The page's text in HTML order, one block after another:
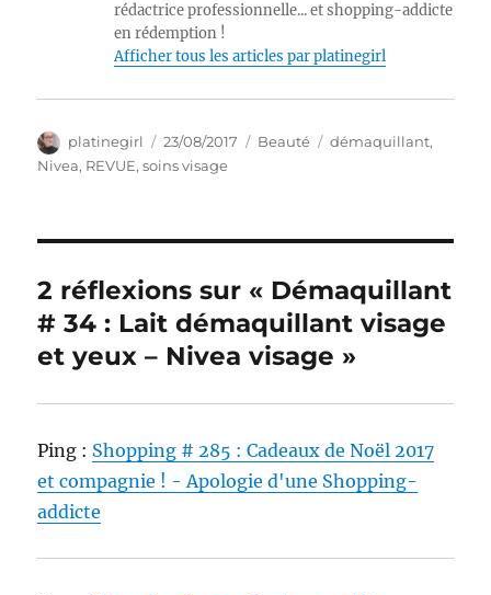
rédactrice professionnelle... et shopping-addicte
en rédemption !
Afficher tous les articles par platinegirl
Auteur
platinegirl
Publié
le
23/08/2017 Catégories
Beauté Étiquettes
démaquillant,
Nivea, REVUE,soins visage
2 réflexions sur « Démaquillant
# 34 : Lait démaquillant visage
et yeux – Nivea visage »
Ping : Shopping # 285 : Cadeaux de Noël 2017
et compagnie ! - Apologie d'une Shopping-
addicte